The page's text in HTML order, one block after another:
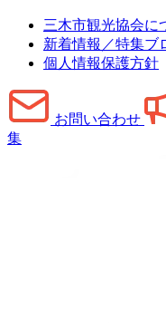
三木市観光協会に
新着情報／特集ブ
個人情報保護方針
お問い合わせ
集